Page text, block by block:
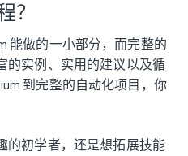
？
能做的一小部分，而完整的
的实例、实用的建议以及循
到完整的自动化项目，你
的初学者，还是想拓展技能